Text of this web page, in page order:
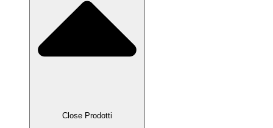
Close Prodotti